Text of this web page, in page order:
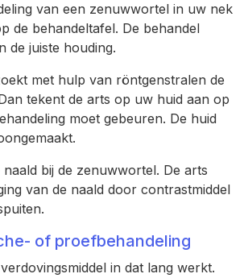
van een zenuwwortel in uw nek
de behandeltafel. De behandel
de juiste houding.
met hulp van röntgenstralen de
tekent de arts op uw huid aan op
moet gebeuren. De huid
bij de zenuwwortel. De arts
van de naald door contrastmiddel
of proefbehandeling
in dat lang werkt.